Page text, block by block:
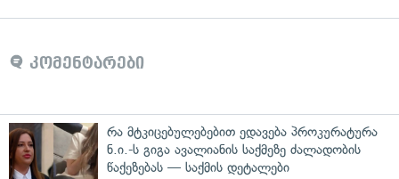
კომენტარები
რა მტკიცებულებებით ედავება პროკურატურა
ნ.ი.-ს გიგა ავალიანის საქმეზე ძალადობის
წაქეზებას — საქმის დეტალები